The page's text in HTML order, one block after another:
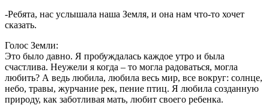
-Ребята, нас услышала наша Земля, и она нам что-то хочет
сказать.
Голос Земли:
Это было давно. Я пробуждалась каждое утро и была
счастлива. Неужели я когда – то могла радоваться, могла
любить? А ведь любила, любила весь мир, все вокруг: солнце,
небо, травы, журчание рек, пение птиц. Я любила созданную
природу, как заботливая мать, любит своего ребенка.